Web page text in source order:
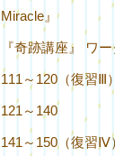
Miracle』
『奇跡講座』 ワ
111～120（復習Ⅲ）
121～140
141～150（復習Ⅳ